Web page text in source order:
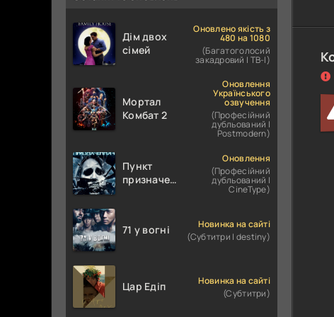
Дім двох
сімей
Оновлено якість з
480 на 1080
(Багатоголосий
закадровий | ТВ-І)
Мортал
Комбат 2
Оновлення
Українського
озвучення
(Професійний
дубльований |
Postmodern)
Пункт
призначення
Оновлення
(Професійний
дубльований |
CineType)
71 у вогні
Новинка на сайті
(Субтитри | destiny)
Цар Едіп
Новинка на сайті
(Субтитри)